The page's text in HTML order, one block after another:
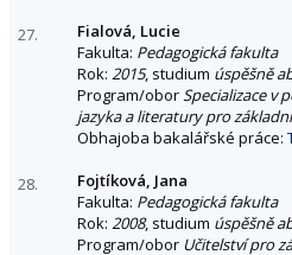
27.
Fialová, Lucie
Fakulta: Pedagogická fakulta
Rok: 2015, studium úspěšně
Program/oborSpecializace v
jazyka a literatury pro
Obhajoba bakalářské práce:
28.
Fojtíková, Jana
Fakulta: Pedagogická fakulta
Rok: 2008, studium úspěšně
Program/obor Učitelství pro